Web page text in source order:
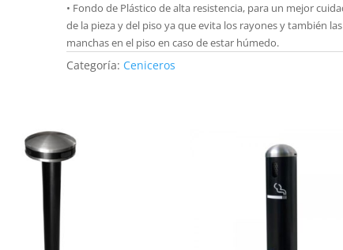
• Fondo de Plástico de alta resistencia, para un mejor
de la pieza y del piso ya que evita los rayones y también las
manchas en el piso en caso de estar húmedo.
Categoría: Ceniceros